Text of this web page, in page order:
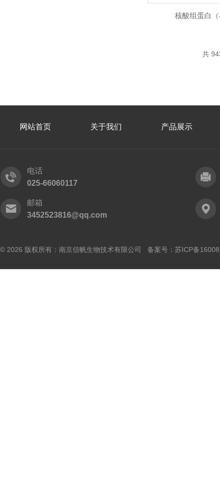
核酸组蛋白
共
网站首页 关于我们 产品展示
电话
025-66060117
邮箱
3452523816@qq.com
© 2026 版权所有：南京信帆生物技术有限公司 备案号： 苏ICP备